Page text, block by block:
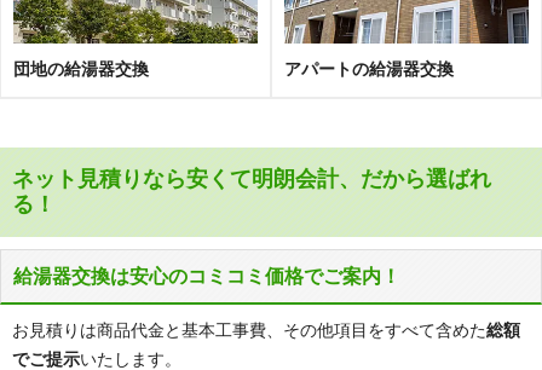
団地の給湯器交換 アパートの給湯器交換
ネット見積りなら安くて明朗会計、だから選ばれ
る！
給湯器交換は安心のコミコミ価格でご案内！
お見積りは商品代金と基本工事費、その他項目をすべて含めた総額
でご提示いたします。